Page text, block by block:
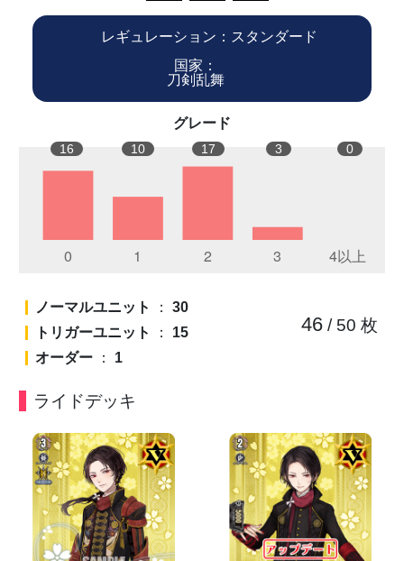
レギュレーション：スタンダード
国家：
刀剣乱舞
グレード
16 10 17 3 0
ノーマルユニット ： 30
トリガーユニット
： 15
オーダー ： 1
46/ 50 枚
ライドデッキ